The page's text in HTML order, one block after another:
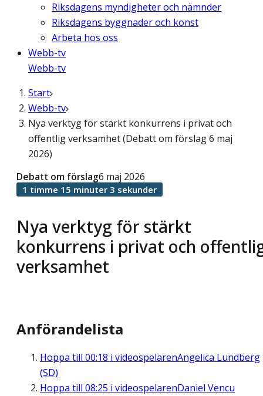
Riksdagens myndigheter och nämnder
Riksdagens byggnader och konst
Arbeta hos oss
Webb-tv
Webb-tv
Start
Webb-tv
Nya verktyg för stärkt konkurrens i privat och
offentlig verksamhet (Debatt om förslag 6 maj
2026)
Nya verktyg för stärkt
konkurrens i privat och
verksamhet
Debatt om förslag6 maj 2026
1 timme 15 minuter 3 sekunder
Anförandelista
Hoppa till 00:18 i videospelarenAngelica Lundberg
(SD)
Hoppa till 08:25 i videospelarenDaniel Vencu